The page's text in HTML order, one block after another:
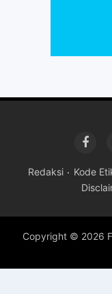
Redaksi Kode
Copyright © 2026